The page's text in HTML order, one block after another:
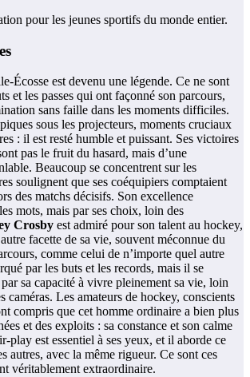
pour les jeunes sportifs du monde entier.
Écosse est devenu une légende. Ce ne sont
et les passes qui ont façonné son parcours,
sans faille dans les moments difficiles.
sous les projecteurs, moments cruciaux
: il est resté humble et puissant. Ses victoires
pas le fruit du hasard, mais d’une
Beaucoup se concentrent sur les
soulignent que ses coéquipiers comptaient
des matchs décisifs. Son excellence
mots, mais par ses choix, loin des
Crosby est admiré pour son talent au hockey,
facette de sa vie, souvent méconnue du
comme celui de n’importe quel autre
par les buts et les records, mais il se
sa capacité à vivre pleinement sa vie, loin
caméras. Les amateurs de hockey, conscients
compris que cet homme ordinaire a bien plus
et des exploits : sa constance et son calme
play est essentiel à ses yeux, et il aborde ce
autres, avec la même rigueur. Ce sont ces
véritablement extraordinaire.